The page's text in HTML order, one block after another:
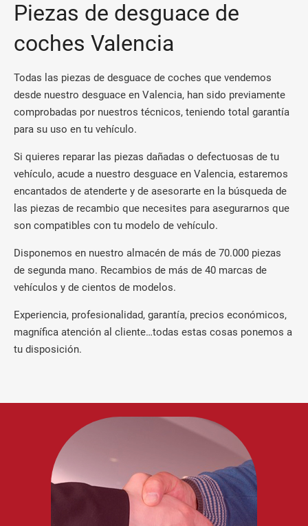
Piezas de desguace de
coches Valencia
Todas las piezas de desguace de coches que vendemos
desde nuestro desguace en Valencia, han sido previamente
comprobadas por nuestros técnicos, teniendo total garantía
para su uso en tu vehículo.
Si quieres reparar las piezas dañadas o defectuosas de tu
vehículo, acude a nuestro desguace en Valencia, estaremos
encantados de atenderte y de asesorarte en la búsqueda de
las piezas de recambio que necesites para asegurarnos que
son compatibles con tu modelo de vehículo.
Disponemos en nuestro almacén de más de 70.000 piezas
de segunda mano. Recambios de más de 40 marcas de
vehículos y de cientos de modelos.
Experiencia, profesionalidad, garantía, precios económicos,
magnífica atención al cliente…todas estas cosas ponemos a
tu disposición.